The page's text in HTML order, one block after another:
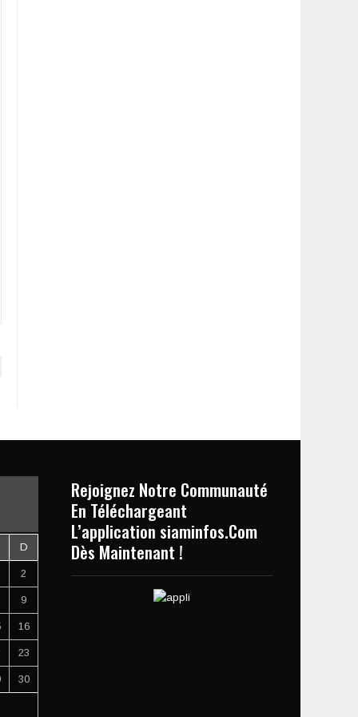
D
2
9
16
23
30
Rejoignez Notre Communauté
En Téléchargeant
L’application siaminfos.Com
Dès Maintenant !